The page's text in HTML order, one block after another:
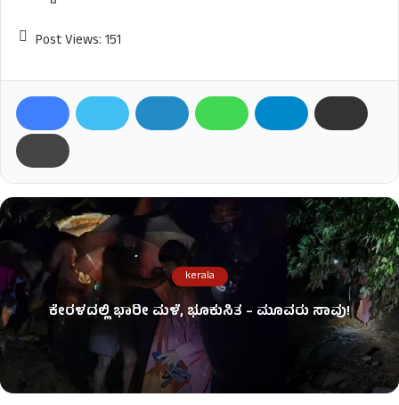
Post Views: 151
kerala
ಕೇರಳದಲ್ಲಿ ಭಾರೀ ಮಳೆ, ಭೂಕುಸಿತ – ಮೂವರು ಸಾವು!